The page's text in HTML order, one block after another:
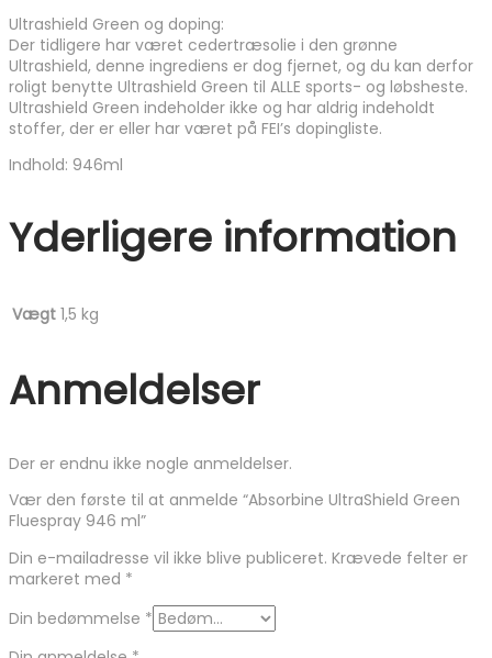
Ultrashield Green og doping:
Der tidligere har været cedertræsolie i den grønne
Ultrashield, denne ingrediens er dog fjernet, og du kan derfor
roligt benytte Ultrashield Green til ALLE sports- og løbsheste.
Ultrashield Green indeholder ikke og har aldrig indeholdt
stoffer, der er eller har været på FEI’s dopingliste.
Indhold: 946ml
Yderligere information
Vægt 1,5 kg
Anmeldelser
Der er endnu ikke nogle anmeldelser.
Vær den første til at anmelde “Absorbine UltraShield Green
Fluespray 946 ml”
Din e-mailadresse vil ikke blive publiceret. Krævede felter er
markeret med *
Din bedømmelse *